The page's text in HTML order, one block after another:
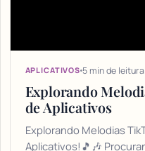
APLICATIVOS 5 min de leitura
Explorando
de Aplicativos
Explorando Melodias
Aplicativos!🎵🎶